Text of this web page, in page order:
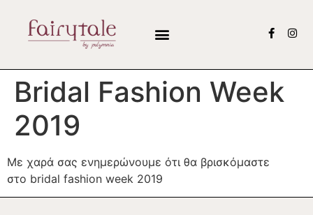
Bridal Fashion Week
2019
Με χαρά σας ενημερώνουμε ότι θα βρισκόμαστε
στο bridal fashion week 2019